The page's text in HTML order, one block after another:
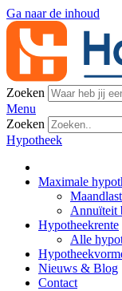
Ga naar de inhoud
Zoeken
Menu
Zoeken
Hypotheek
Maximale
Annuïteit
Hypotheekrente
Alle
Nieuws & Blog
Contact